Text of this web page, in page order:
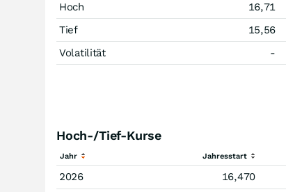
Hoch
16,71
Tief
15,56
Volatilität
-
Hoch-/Tief-Kurse
Jahr Jahresstart
2026 16,470